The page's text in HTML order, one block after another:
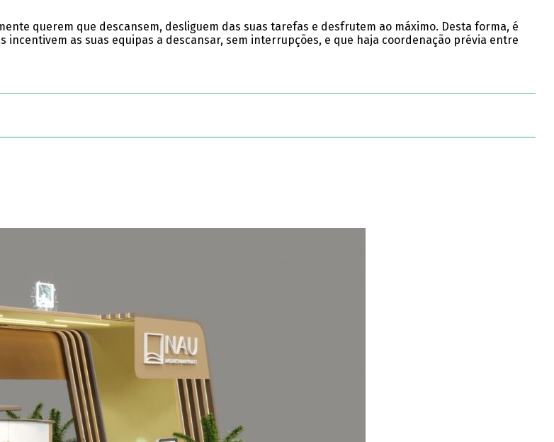
querem que descansem, desliguem das suas tarefas e desfrutem ao máximo. Desta forma, é
as suas equipas a descansar, sem interrupções, e que haja coordenação prévia entre